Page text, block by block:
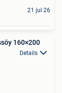
21 jul 26
160×200
Details